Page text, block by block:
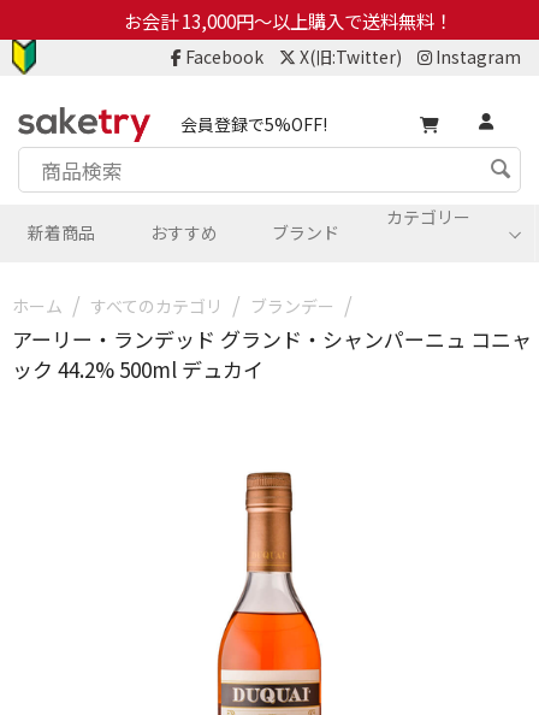
お会計 13,000円～以上購入で送料無料！
Facebook X(旧:Twitter) Instagram
会員登録で5%OFF!
カテゴリー
新着商品 おすすめ ブランド
ホーム / すべてのカテゴリ / ブランデー /
アーリー・ランデッド グランド・シャンパーニュ コニャ
ック 44.2% 500ml デュカイ